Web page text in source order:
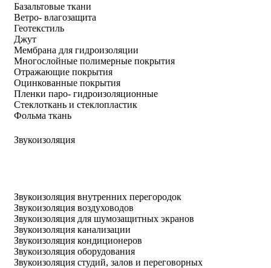
Базальтовые ткани
Ветро- влагозащита
Геотекстиль
Джут
Мембрана для гидроизоляции
Многослойные полимерные покрытия
Отражающие покрытия
Оцинкованные покрытия
Пленки паро- гидроизоляционные
Стеклоткань и стеклопластик
Фольма ткань
Звукоизоляция
Звукоизоляция внутренних перегородок
Звукоизоляция воздуховодов
Звукоизоляция для шумозащитных экранов
Звукоизоляция канализации
Звукоизоляция кондиционеров
Звукоизоляция оборудования
Звукоизоляция студий, залов и переговорных